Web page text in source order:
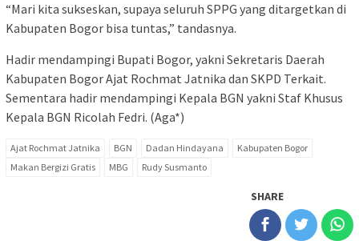
“Mari kita sukseskan, supaya seluruh SPPG yang ditargetkan di
Kabupaten Bogor bisa tuntas,” tandasnya.
Hadir mendampingi Bupati Bogor, yakni Sekretaris Daerah
Kabupaten Bogor Ajat Rochmat Jatnika dan SKPD Terkait.
Sementara hadir mendampingi Kepala BGN yakni Staf Khusus
Kepala BGN Ricolah Fedri. (Aga*)
Ajat Rochmat Jatnika BGN Dadan Hindayana
Kabupaten Bogor
Makan Bergizi Gratis
MBG Rudy Susmanto
SHARE